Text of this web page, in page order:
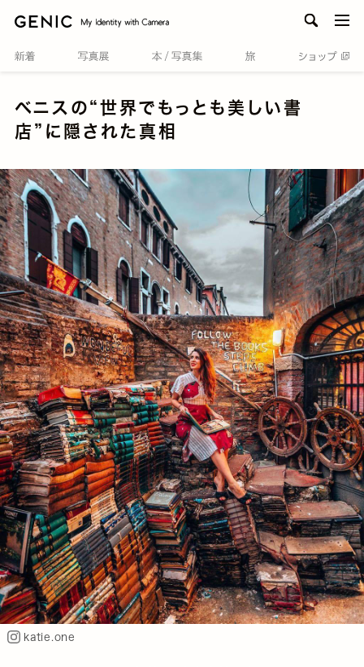
ベニスの“世界でもっとも美しい書
店”に隠された真相
katie.one